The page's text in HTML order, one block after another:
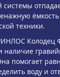
техники.
Колодец
наличие
помогает
воду и